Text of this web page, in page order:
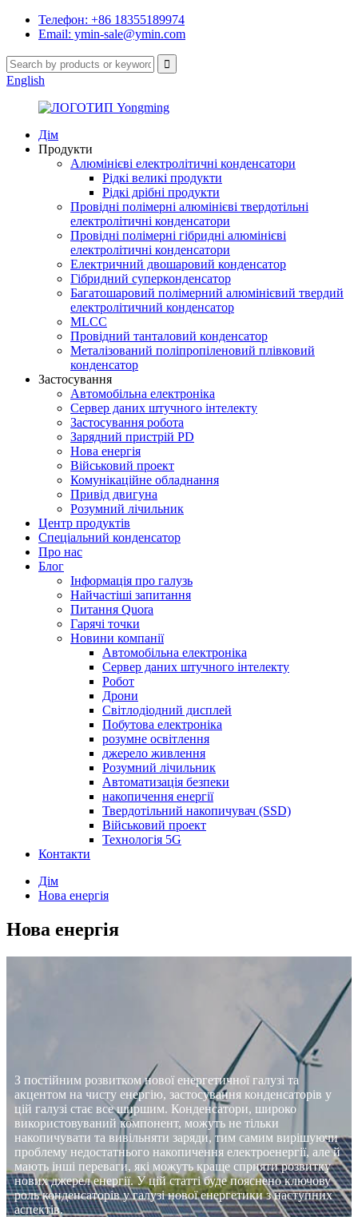
Телефон: +86 18355189974
Email: ymin-sale@ymin.com
English
Дім
Продукти
Алюмінієві електролітичні конденсатори
Рідкі великі продукти
Рідкі дрібні продукти
Провідні полімерні алюмінієві твердотільні
електролітичні конденсатори
Провідні полімерні гібридні алюмінієві
електролітичні конденсатори
Електричний двошаровий конденсатор
Гібридний суперконденсатор
Багатошаровий полімерний алюмінієвий твердий
електролітичний конденсатор
MLCC
Провідний танталовий конденсатор
Металізований поліпропіленовий плівковий
конденсатор
Застосування
Автомобільна електроніка
Сервер даних штучного інтелекту
Застосування робота
Зарядний пристрій PD
Нова енергія
Військовий проект
Комунікаційне обладнання
Привід двигуна
Розумний лічильник
Центр продуктів
Спеціальний конденсатор
Про нас
Блог
Інформація про галузь
Найчастіші запитання
Питання Quora
Гарячі точки
Новини компанії
Автомобільна електроніка
Сервер даних штучного інтелекту
Робот
Дрони
Світлодіодний дисплей
Побутова електроніка
розумне освітлення
джерело живлення
Розумний лічильник
Автоматизація безпеки
накопичення енергії
Твердотільний накопичувач (SSD)
Військовий проект
Технологія 5G
Контакти
Дім
Нова енергія
Нова енергія
З постійним розвитком нової енергетичної галузі та
акцентом на чисту енергію, застосування конденсаторів у
цій галузі стає все ширшим. Конденсатори, широко
використовуваний компонент, можуть не тільки
накопичувати та вивільняти заряди, тим самим вирішуючи
проблему недостатнього накопичення електроенергії, але й
мають інші переваги, які можуть краще сприяти розвитку
нових джерел енергії. У цій статті буде пояснено ключову
роль конденсаторів у галузі нової енергетики з наступних
аспектів.